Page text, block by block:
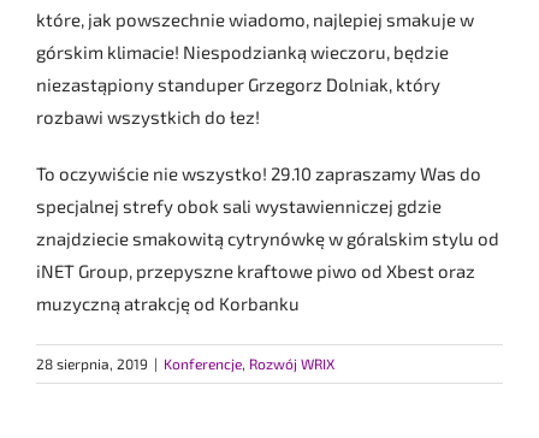
które, jak powszechnie wiadomo, najlepiej smakuje w
górskim klimacie! Niespodzianką wieczoru, będzie
niezastąpiony standuper Grzegorz Dolniak, który
rozbawi wszystkich do łez!
To oczywiście nie wszystko! 29.10 zapraszamy Was do
specjalnej strefy obok sali wystawienniczej gdzie
znajdziecie smakowitą cytrynówkę w góralskim stylu od
iNET Group, przepyszne kraftowe piwo od Xbest oraz
muzyczną atrakcję od Korbanku
28 sierpnia, 2019 | Konferencje Rozwój WRIX